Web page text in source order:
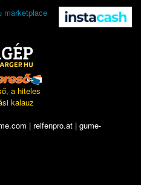
marketplace
a hiteles
kalauz
| reifenpro.at | gume-